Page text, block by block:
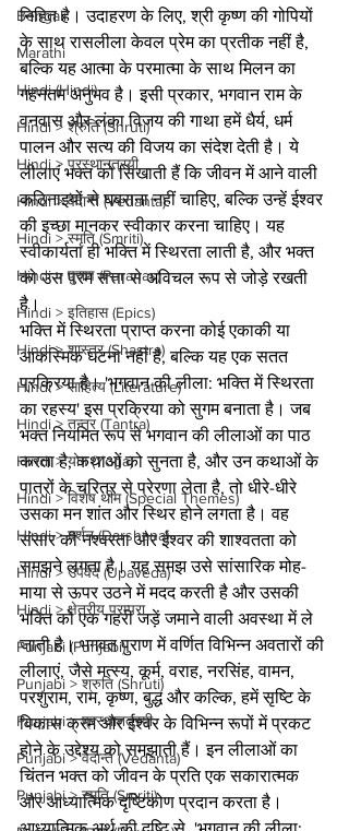
Bengali
Marathi
Hindi (Hindi)
Hindi > श्रुति (Shruti)
Hindi > प्रस्थानत्रयी
Hindi > वेदान्त (Vedanta)
Hindi > स्मृति (Smriti)
Hindi > पुराण (Puranas)
Hindi > इतिहास (Epics)
Hindi > शास्त्र (Shastra)
Hindi > साहित्य (Literature)
Hindi > तन्त्र (Tantra)
Hindi > योग (Yoga)
Hindi > विशेष थीम (Special Themes)
Hindi > दर्शन (Darshana)
Hindi > उपवेद (Upaveda)
Hindi > क्षेत्रीय परम्परा
Punjabi (Punjabi)
Punjabi > श्रुति (Shruti)
Punjabi > प्रस्थानत्रयी
Punjabi > वेदान्त (Vedanta)
Punjabi > स्मृति (Smriti)
निहित है। उदाहरण के लिए, श्री कृष्ण की गोपियों
के साथ रासलीला केवल प्रेम का प्रतीक नहीं है,
बल्कि यह आत्मा के परमात्मा के साथ मिलन का
गहनतम अनुभव है। इसी प्रकार, भगवान राम के
वनवास और लंका विजय की गाथा हमें धैर्य, धर्म
पालन और सत्य की विजय का संदेश देती है। ये
लीलाएं भक्त को सिखाती हैं कि जीवन में आने वाली
कठिनाइयों से घबराना नहीं चाहिए, बल्कि उन्हें ईश्वर
की इच्छा मानकर स्वीकार करना चाहिए। यह
स्वीकार्यता ही भक्ति में स्थिरता लाती है, और भक्त
को उस परम सत्ता से अविचल रूप से जोड़े रखती
है।
भक्ति में स्थिरता प्राप्त करना कोई एकाकी या
आकस्मिक घटना नहीं है, बल्कि यह एक सतत
प्रक्रिया है। 'भगवान की लीला: भक्ति में स्थिरता
का रहस्य' इस प्रक्रिया को सुगम बनाता है। जब
भक्त नियमित रूप से भगवान की लीलाओं का पाठ
करता है, कथाओं को सुनता है, और उन कथाओं के
पात्रों के चरित्र से प्रेरणा लेता है, तो धीरे-धीरे
उसका मन शांत और स्थिर होने लगता है। वह
संसार की नश्वरता और ईश्वर की शाश्वतता को
समझने लगता है। यह समझ उसे सांसारिक मोह-
माया से ऊपर उठने में मदद करती है और उसकी
भक्ति को एक गहरी जड़ें जमाने वाली अवस्था में ले
जाती है। भगवत पुराण में वर्णित विभिन्न अवतारों की
लीलाएं, जैसे मत्स्य, कूर्म, वराह, नरसिंह, वामन,
परशुराम, राम, कृष्ण, बुद्ध और कल्कि, हमें सृष्टि के
विकास क्रम और ईश्वर के विभिन्न रूपों में प्रकट
होने के उद्देश्य को समझाती हैं। इन लीलाओं का
चिंतन भक्त को जीवन के प्रति एक सकारात्मक
और आध्यात्मिक दृष्टिकोण प्रदान करता है।